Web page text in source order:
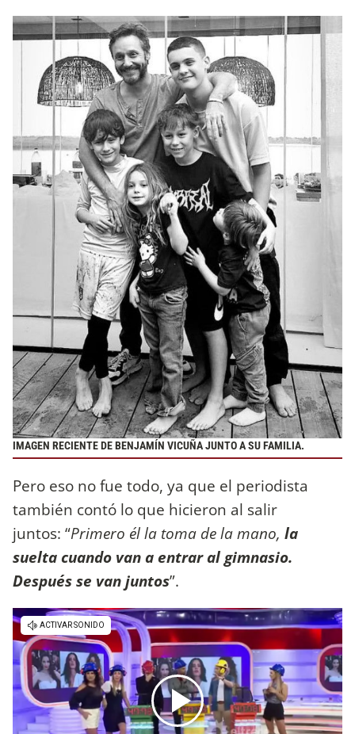
IMAGEN RECIENTE DE BENJAMÍN VICUÑA JUNTO A SU FAMILIA.
Pero eso no fue todo, ya que el periodista
también contó lo que hicieron al salir
juntos: “Primero él la toma de la mano, la
suelta cuando van a entrar al gimnasio.
Después se van juntos”.